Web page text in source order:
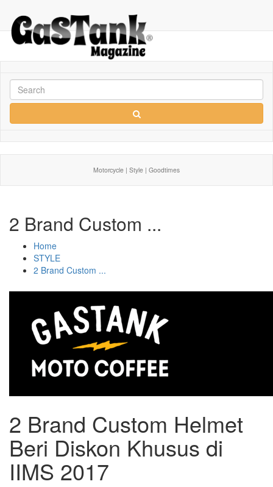
Motorcycle | Style | Goodtimes
2 Brand Custom ...
Home
STYLE
2 Brand Custom ...
2 Brand Custom Helmet
Beri Diskon Khusus di
IIMS 2017